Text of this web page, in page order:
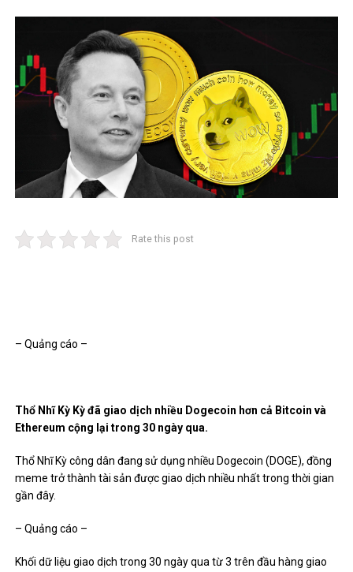
Rate this post
– Quảng cáo –
Thổ Nhĩ Kỳ Kỳ đã giao dịch nhiều Dogecoin hơn cả Bitcoin và
Ethereum cộng lại trong 30 ngày qua.
Thổ Nhĩ Kỳ công dân đang sử dụng nhiều Dogecoin (DOGE), đồng
meme trở thành tài sản được giao dịch nhiều nhất trong thời gian
gần đây.
– Quảng cáo –
Khối dữ liệu giao dịch trong 30 ngày qua từ 3 trên đầu hàng giao